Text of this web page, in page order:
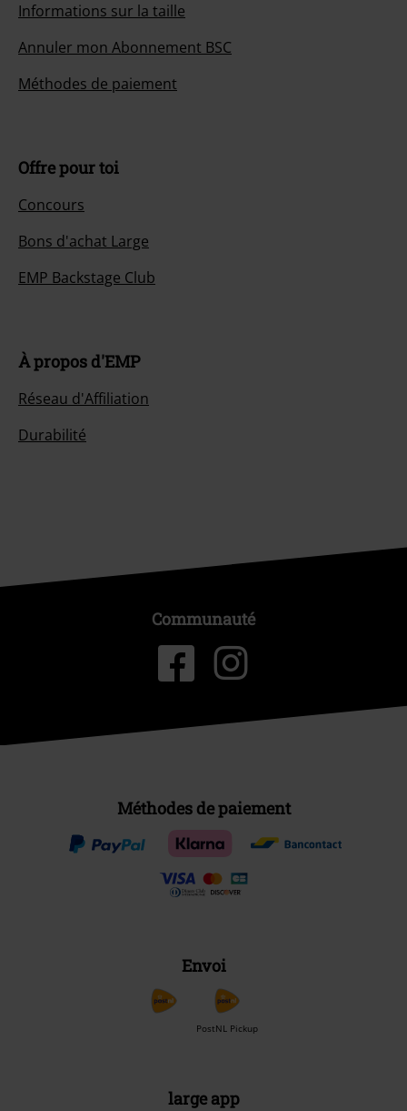
Informations sur la taille
Annuler mon Abonnement BSC
Méthodes de paiement
Offre pour toi
Concours
Bons d'achat Large
EMP Backstage Club
À propos d'EMP
Réseau d'Affiliation
Durabilité
Communauté
Méthodes de paiement
Envoi
PostNL Pickup
large app